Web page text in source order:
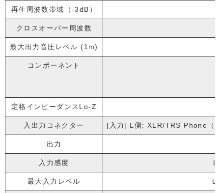
再生周波数帯域（-3dB）
クロスオーバー周波数
最大出力音圧レベル (1m)
コンポーネント
定格インピーダンスLo-Z
入出力コネクター [入力] L側: XLR/TRS Phone（
出力
入力感度
最大入力レベル